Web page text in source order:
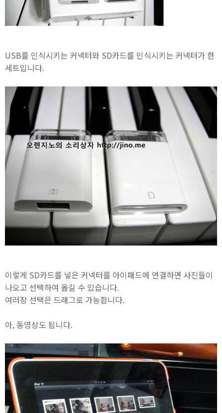
USB를 인식시키는 커넥터와 SD카드를 인식시키는 커넥터가 한
세트입니다.
이렇게 SD카드를 넣은 커넥터를 아이패드에 연결하면 사진들이
나오고 선택하여 옮길 수 있습니다.
여러장 선택은 드래그로 가능합니다.
아, 동영상도 됩니다.